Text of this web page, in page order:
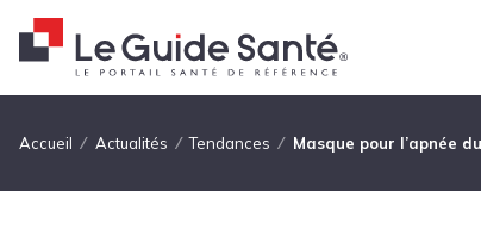
Fil d'Ariane
Accueil Actualités Tendances Masque pour l’apnée